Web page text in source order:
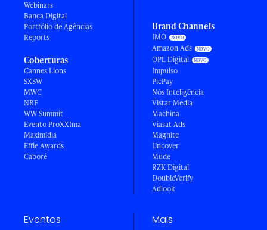
Webinars
Banca Digital
Portfólio de Agências
Reports
Coberturas
Cannes Lions
SXSW
MWC
NRF
WW Summit
Evento ProXXIma
Maximídia
Effie Awards
Caboré
Brand Channels
IMO
Amazon Ads
OPL Digital
Impulso
PicPay
Nós Inteligência
Vistar Media
Machina
Viasat Ads
Magnite
Uncover
Mude
RZK Digital
DoubleVerify
Adlook
Eventos Mais